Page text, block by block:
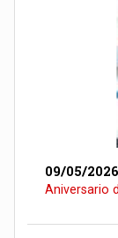
09/05/2026
Aniversario